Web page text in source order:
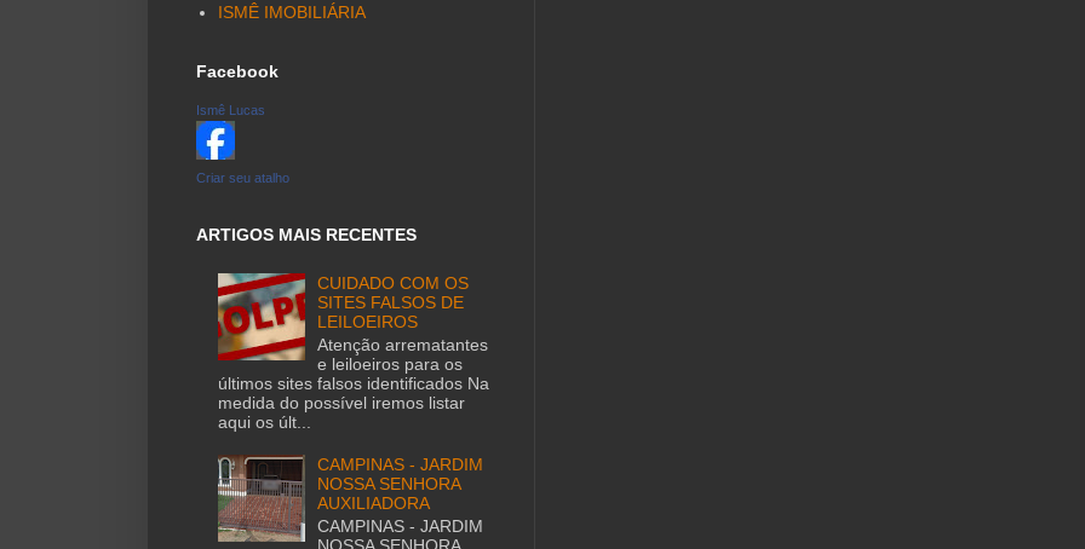
ISMÊ IMOBILIÁRIA
Facebook
Ismê Lucas
Criar seu atalho
ARTIGOS MAIS RECENTES
CUIDADO COM OS
SITES FALSOS DE
LEILOEIROS
Atenção arrematantes
e leiloeiros para os
últimos sites falsos identificados Na
medida do possível iremos listar
aqui os últ...
CAMPINAS - JARDIM
NOSSA SENHORA
AUXILIADORA
CAMPINAS - JARDIM